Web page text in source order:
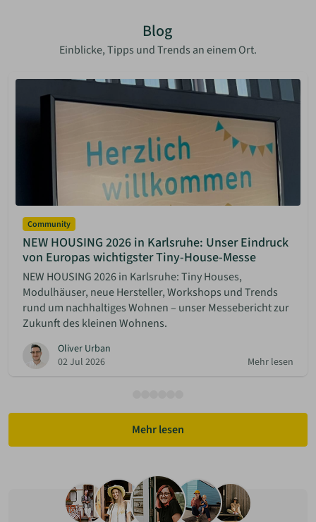
Blog
Einblicke, Tipps und Trends an einem Ort.
Community
NEW HOUSING 2026 in Karlsruhe: Unser Eindruck
von Europas wichtigster Tiny-House-Messe
NEW HOUSING 2026 in Karlsruhe: Tiny Houses,
Modulhäuser, neue Hersteller, Workshops und Trends
rund um nachhaltiges Wohnen – unser Messebericht zur
Zukunft des kleinen Wohnens.
Oliver Urban
02 Jul 2026
Mehr lesen
Mehr lesen